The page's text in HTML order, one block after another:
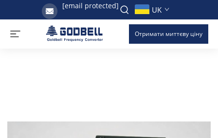
[email protected] UK
Отримати миттєву ціну